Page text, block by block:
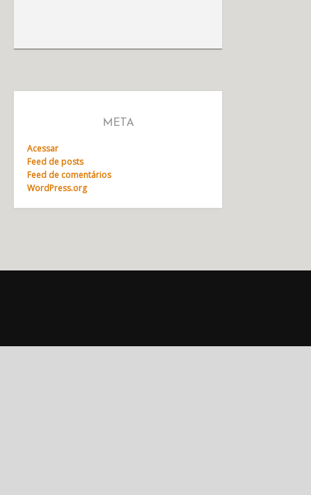
META
Acessar
Feed de posts
Feed de comentários
WordPress.org